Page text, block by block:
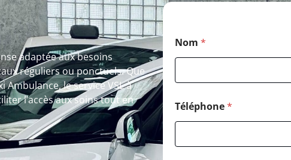
adaptée aux besoins
réguliers ou ponctuels. Que
Ambulance, le service VSL à
l’accès aux soins tout en
Nom *
Téléphone*